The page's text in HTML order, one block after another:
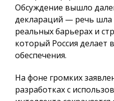
Обсуждение вышло
деклараций — речь шла
реальных барьерах и
который Россия делает
обеспечения.
На фоне громких
разработках с